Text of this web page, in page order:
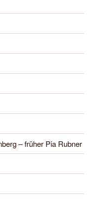
– früher Pia Rubner